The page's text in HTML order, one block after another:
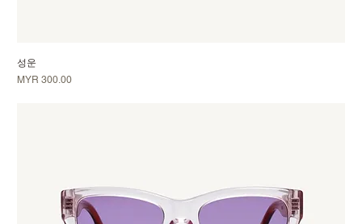
성운
가격
MYR 300.00